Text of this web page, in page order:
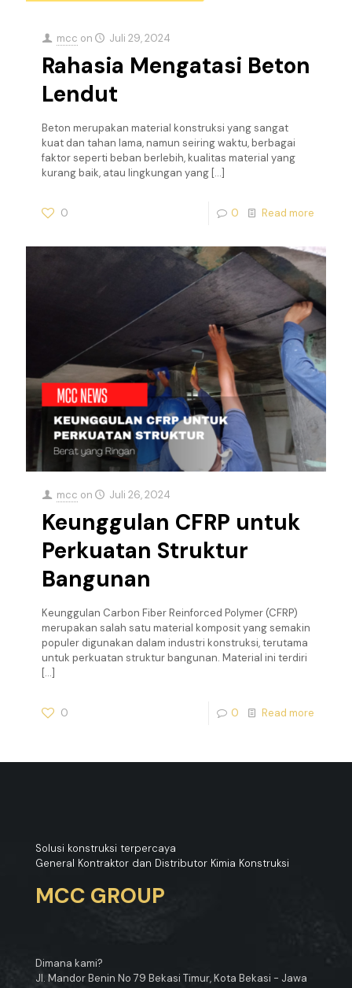
mcc on Juli 29, 2024
Rahasia Mengatasi Beton
Lendut
Beton merupakan material konstruksi yang sangat
kuat dan tahan lama, namun seiring waktu, berbagai
faktor seperti beban berlebih, kualitas material yang
kurang baik, atau lingkungan yang […]
0 0 Read more
mcc on Juli 26, 2024
Keunggulan CFRP untuk
Perkuatan Struktur
Bangunan
Keunggulan Carbon Fiber Reinforced Polymer (CFRP)
merupakan salah satu material komposit yang semakin
populer digunakan dalam industri konstruksi, terutama
untuk perkuatan struktur bangunan. Material ini terdiri
[…]
0 0 Read more
Solusi konstruksi terpercaya
General Kontraktor dan Distributor Kimia Konstruksi
MCC GROUP
Dimana kami?
Jl. Mandor Benin No 79 Bekasi Timur, Kota Bekasi - Jawa